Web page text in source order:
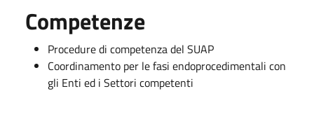
Competenze
Procedure di competenza del SUAP
Coordinamento per le fasi endoprocedimentali con
gli Enti ed i Settori competenti